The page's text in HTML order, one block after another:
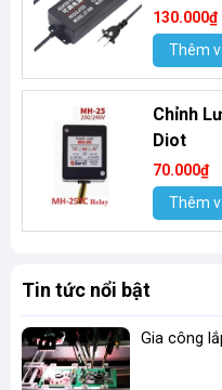
130.000₫
Thêm
Chỉnh
Diot
70.000₫
Thêm
Tin tức nổi bật
Gia công